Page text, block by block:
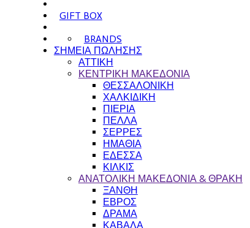
GIFT BOX
BRANDS
ΣΗΜΕΙΑ ΠΩΛΗΣΗΣ
ΑΤΤΙΚΗ
ΚΕΝΤΡΙΚΗ ΜΑΚΕΔΟΝΙΑ
ΘΕΣΣΑΛΟΝΙΚΗ
ΧΑΛΚΙΔΙΚΗ
ΠΙΕΡΙΑ
ΠΕΛΛΑ
ΣΕΡΡΕΣ
ΗΜΑΘΙΑ
ΕΔΕΣΣΑ
ΚΙΛΚΙΣ
ΑΝΑΤΟΛΙΚΗ ΜΑΚΕΔΟΝΙΑ & ΘΡΑΚΗ
ΞΑΝΘΗ
ΕΒΡΟΣ
ΔΡΑΜΑ
ΚΑΒΑΛΑ